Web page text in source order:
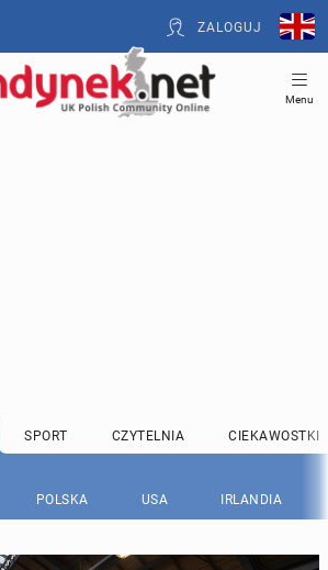
ZALOGUJ
Menu
SPORT CZYTELNIA CIEKAWOSTKI
POLSKA USA IRLANDIA